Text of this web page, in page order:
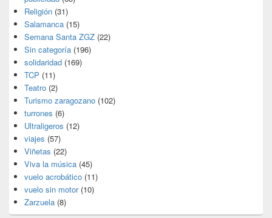
Religión (31)
Salamanca (15)
Semana Santa ZGZ (22)
Sin categoría (196)
solidaridad (169)
TCP (11)
Teatro (2)
Turismo zaragozano (102)
turrones (6)
Ultraligeros (12)
viajes (57)
Viñetas (22)
Viva la música (45)
vuelo acrobático (11)
vuelo sin motor(10)
Zarzuela (8)